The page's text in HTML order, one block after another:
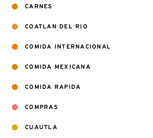
CARNES
COATLAN DEL RIO
COMIDA INTERNACIONAL
COMIDA MEXICANA
COMIDA RAPIDA
COMPRAS
CUAUTLA